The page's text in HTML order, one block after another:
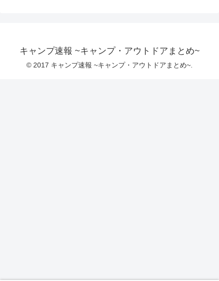
キャンプ速報 ~キャンプ・アウトドアまとめ~
© 2017 キャンプ速報 ~キャンプ・アウトドアまとめ~.